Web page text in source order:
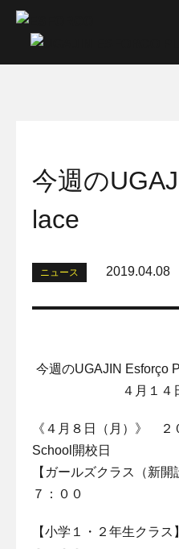
今週の
lace
ニュース 2019.04.08
今週のUGAJIN Esforço
４月１４
《４月８日（月）》 ２
School開校日
【ガールズクラス（新
７：００
【小学１・２年生ク